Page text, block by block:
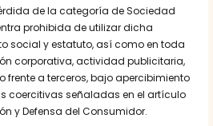
de la categoría de Sociedad
prohibida de utilizar dicha
social y estatuto, así como en toda
corporativa, actividad publicitaria,
frente a terceros, bajo apercibimiento
coercitivas señaladas en el artículo
y Defensa del Consumidor.